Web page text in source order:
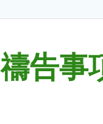
禱告事